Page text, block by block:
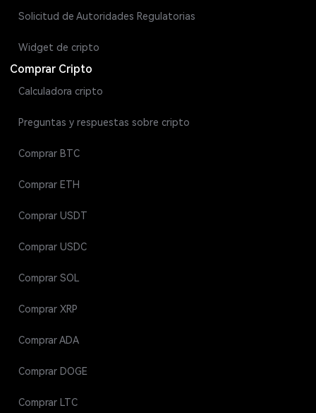
Solicitud de Autoridades Regulatorias
Widget de cripto
Comprar Cripto
Calculadora cripto
Preguntas y respuestas sobre cripto
Comprar BTC
Comprar ETH
Comprar USDT
Comprar USDC
Comprar SOL
Comprar XRP
Comprar ADA
Comprar DOGE
Comprar LTC